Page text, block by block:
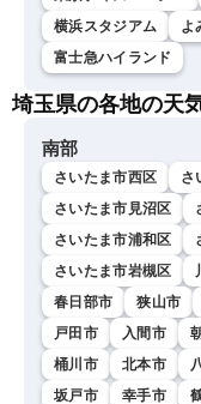
横浜スタジアム
よ
富士急ハイランド
埼玉県の各地の天
南部
さいたま市西区 さ
さいたま市見沼区
さいたま市浦和区
さいたま市岩槻区
春日部市
狭山市
戸田市
入間市
桶川市
北本市
坂戸市
幸手市